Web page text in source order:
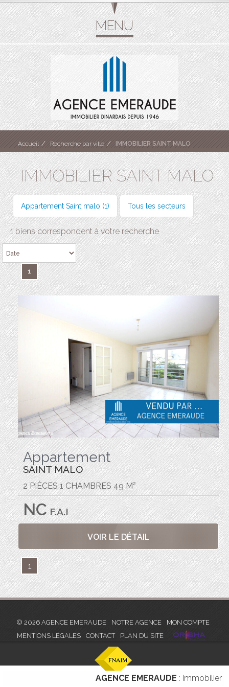
Accueil Recherche par ville IMMOBILIER SAINT MALO
IMMOBILIER SAINT MALO
Appartement Saint malo (1) Tous les secteurs
1 biens correspondent à votre recherche
1
Appartement
SAINT MALO
2 PIÈCES 1 CHAMBRES 49 M²
NCF.A.I
VOIR LE DÉTAIL
1
© 2026 AGENCE EMERAUDE NOTRE AGENCE
MON COMPTE
MENTIONS LÉGALES
CONTACT PLAN DU SITE
AGENCE EMERAUDE : Immobilier